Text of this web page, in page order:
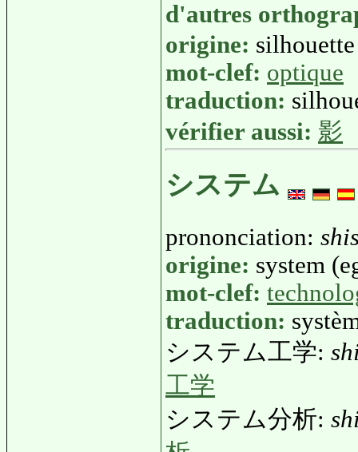
d'autres
origine:
mot-clef: optique
traduction:
vérifier aussi: 影
システム
prononciation:
origine: system
mot-clef:
traduction:
システム工学:
工学
システム分析: